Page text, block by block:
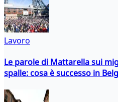
Lavoro
Le parole di Mattarella sui
spalle: cosa è successo in